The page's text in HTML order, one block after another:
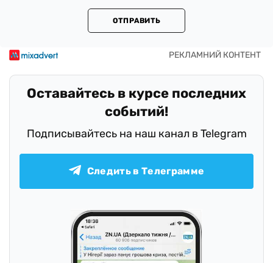
ОТПРАВИТЬ
Оставайтесь в курсе последних
событий!
Подписывайтесь на наш канал в Telegram
Следить в Телеграмме